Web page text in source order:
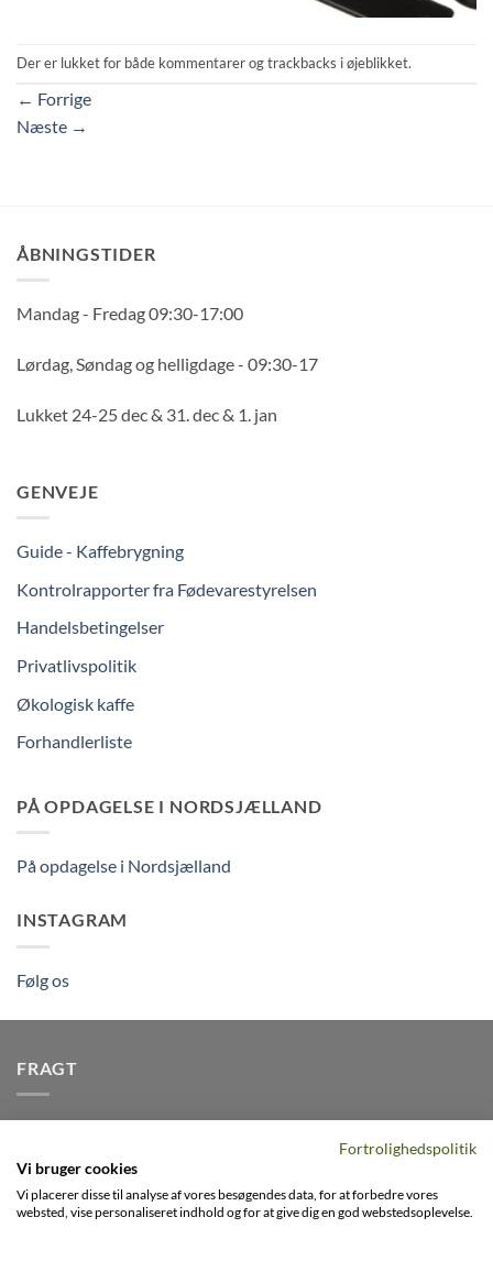
Der er lukket for både kommentarer og trackbacks i øjeblikket.
← Forrige
Næste →
ÅBNINGSTIDER
Mandag - Fredag 09:30-17:00
Lørdag, Søndag og helligdage - 09:30-17
Lukket 24-25 dec & 31. dec & 1. jan
GENVEJE
Guide - Kaffebrygning
Kontrolrapporter fra Fødevarestyrelsen
Handelsbetingelser
Privatlivspolitik
Økologisk kaffe
Forhandlerliste
PÅ OPDAGELSE I NORDSJÆLLAND
På opdagelse i Nordsjælland
INSTAGRAM
Følg os
FRAGT
på alle pakker - Husk der er fri
levering på alle ordre over DKK395
Fortrolighedspolitik
Vi bruger cookies
Vi placerer disse til analyse af vores besøgendes data, for at forbedre vores
websted, vise personaliseret indhold og for at give dig en god webstedsoplevelse.